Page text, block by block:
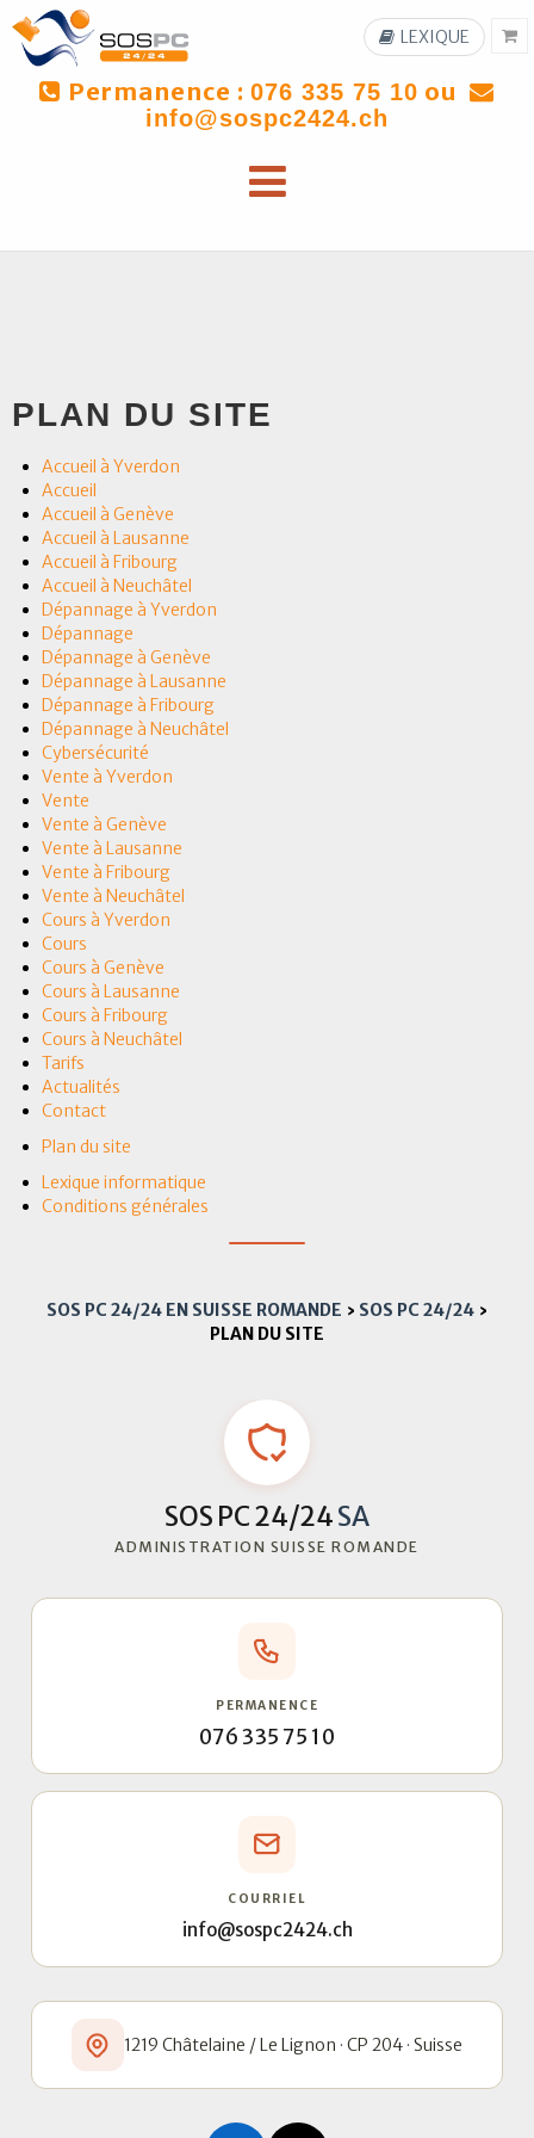
Permanence : 076 335 75 10 ou
info@sospc2424.ch
LEXIQUE
PLAN DU SITE
Accueil à Yverdon
Accueil
Accueil à Genève
Accueil à Lausanne
Accueil à Fribourg
Accueil à Neuchâtel
Dépannage à Yverdon
Dépannage
Dépannage à Genève
Dépannage à Lausanne
Dépannage à Fribourg
Dépannage à Neuchâtel
Cybersécurité
Vente à Yverdon
Vente
Vente à Genève
Vente à Lausanne
Vente à Fribourg
Vente à Neuchâtel
Cours à Yverdon
Cours
Cours à Genève
Cours à Lausanne
Cours à Fribourg
Cours à Neuchâtel
Tarifs
Actualités
Contact
Plan du site
Lexique informatique
Conditions générales
SOS PC 24/24 EN SUISSE ROMANDE › SOS PC 24/24 ›
PLAN DU SITE
SOS PC 24/24SA
ADMINISTRATION SUISSE ROMANDE
PERMANENCE
076 335 75 10
COURRIEL
info@sospc2424.ch
1219 Châtelaine / Le Lignon · CP 204 · Suisse